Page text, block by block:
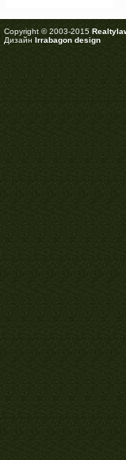
Copyright © 2003-2015
Дизайн Irrabagon design